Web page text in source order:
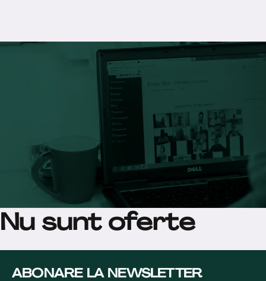
Nu sunt oferte
ABONARE LA NEWSLETTER